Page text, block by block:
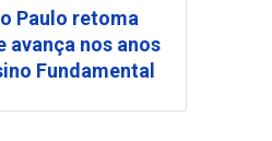
Paulo retoma
avança nos anos
Fundamental